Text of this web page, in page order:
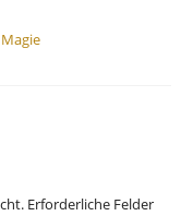
Magie
Erforderliche Felder